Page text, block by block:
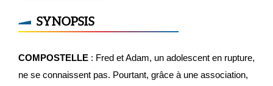
SYNOPSIS
COMPOSTELLE : Fred et Adam, un adolescent en rupture,
ne se connaissent pas. Pourtant, grâce à une association,